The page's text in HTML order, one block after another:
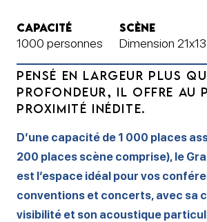
CAPACITÉ
1000 personnes
SCÈNE
Dimension
PENSÉ EN LARGEUR PLUS
PROFONDEUR, IL OFFRE AU
PROXIMITÉ INÉDITE.
D’une capacité de 1 000 places
200 places scène comprise), le
est l’espace idéal pour vos
conventions et concerts, avec sa
visibilité et son acoustique